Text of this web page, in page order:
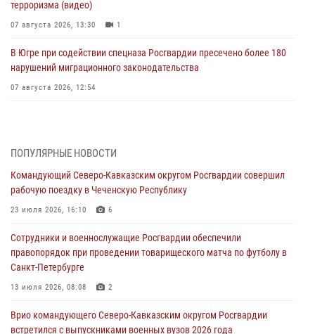
терроризма (видео)
07 августа 2026, 13:30 1
В Югре при содействии спецназа Росгвардии пресечено более 180
нарушений миграционного законодательства
07 августа 2026, 12:54
Росгвардии (видео)
07 августа 2026, 12:20
выпуска «Легенды армии с Александром Маршалом»
07 августа 2026, 12:00
Представители ФСБ России по Уральскому округу Росгвардии и
Кузнецова
ПОПУЛЯРНЫЕ НОВОСТИ
Командующий Северо-Кавказским округом Росгвардии совершил
рабочую поездку в Чеченскую Республику
23 июля 2026, 16:10 6
Сотрудники и военнослужащие Росгвардии обеспечили
правопорядок при проведении товарищеского матча по футболу в
Санкт-Петербурге
13 июля 2026, 08:08 2
Врио командующего Северо-Кавказским округом Росгвардии
встретился с выпускниками военных вузов 2026 года